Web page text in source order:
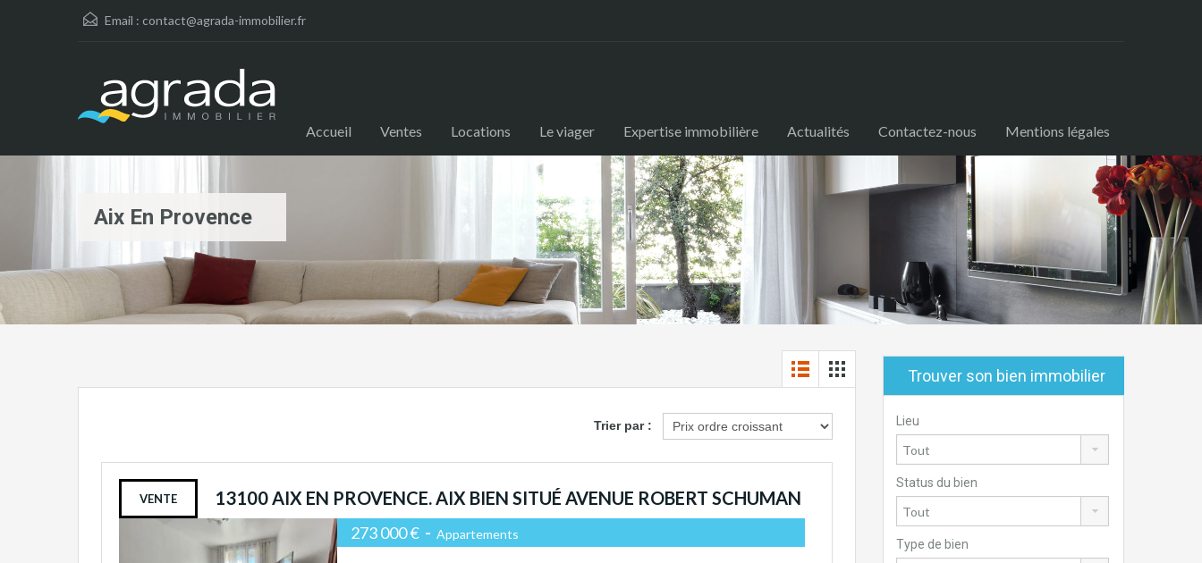
Email : contact@agrada-immobilier.fr
Accueil Ventes Locations Le viager Expertise immobilière Actualités Contactez-nous Mentions légales
Aix En Provence
Trier par :
VENTE 13100 AIX EN PROVENCE. AIX BIEN SITUÉ AVENUE ROBERT SCHUMAN
273 000 € - Appartements
Trouver son bien immobilier
Lieu
Status du bien
Type de bien